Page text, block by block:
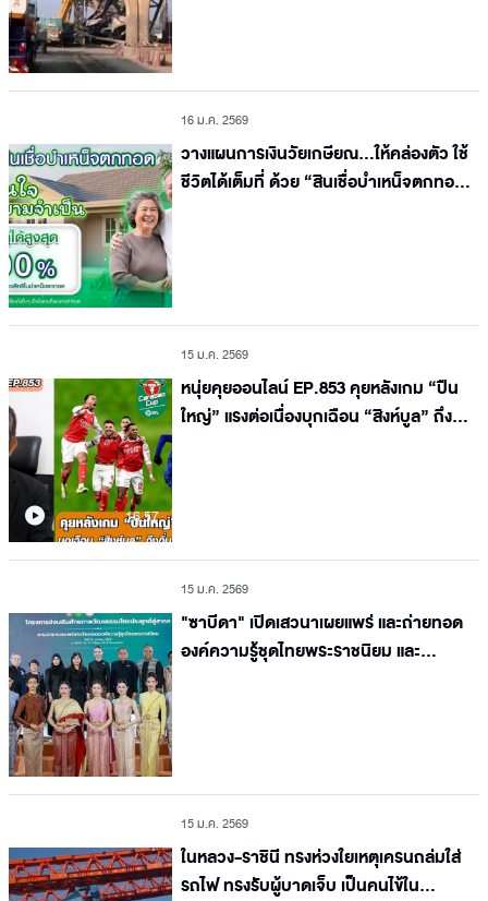
16 ม.ค. 2569
วางแผนการเงินวัยเกษียณ…ให้คล่องตัว ใช้
ชีวิตได้เต็มที่ ด้วย “สินเชื่อบำเหน็จตกทอด”
16.57
15 ม.ค. 2569
หนุ่ยคุยออนไลน์ EP.853 คุยหลังเกม “ปืน
ใหญ่” แรงต่อเนื่องบุกเฉือน “สิงห์บูล” ถึงถิ่น
15 ม.ค. 2569
"ซาบีดา" เปิดเสวนาเผยแพร่ และถ่ายทอด
องค์ความรู้ชุดไทยพระราชนิยม และ
15 ม.ค. 2569
ในหลวง-ราชินี ทรงห่วงใยเหตุเครนถล่มใส่
รถไฟ ทรงรับผู้บาดเจ็บ เป็นคนไข้ใน